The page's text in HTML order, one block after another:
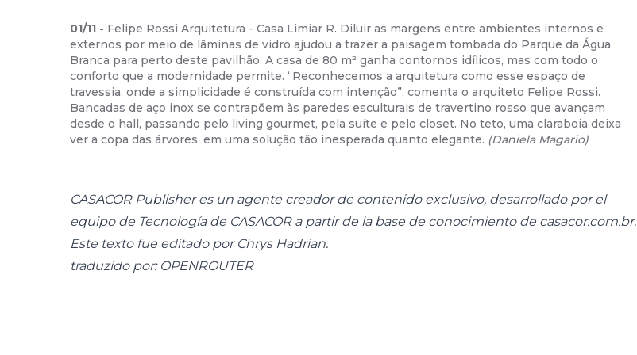
01/11 - Felipe Rossi Arquitetura - Casa Limiar R. Diluir as margens entre ambientes internos e
externos por meio de lâminas de vidro ajudou a trazer a paisagem tombada do Parque da Água
Branca para perto deste pavilhão. A casa de 80 m² ganha contornos idílicos, mas com todo o
conforto que a modernidade permite. “Reconhecemos a arquitetura como esse espaço de
travessia, onde a simplicidade é construída com intenção”, comenta o arquiteto Felipe Rossi.
Bancadas de aço inox se contrapõem às paredes esculturais de travertino rosso que avançam
desde o hall, passando pelo living gourmet, pela suíte e pelo closet. No teto, uma claraboia deixa
ver a copa das árvores, em uma solução tão inesperada quanto elegante. (Daniela Magario)
CASACOR Publisher es un agente creador de contenido exclusivo, desarrollado por el
equipo de Tecnología de CASACOR a partir de la base de conocimiento de casacor.com.br.
Este texto fue editado por Chrys Hadrian.
traduzido por: OPENROUTER